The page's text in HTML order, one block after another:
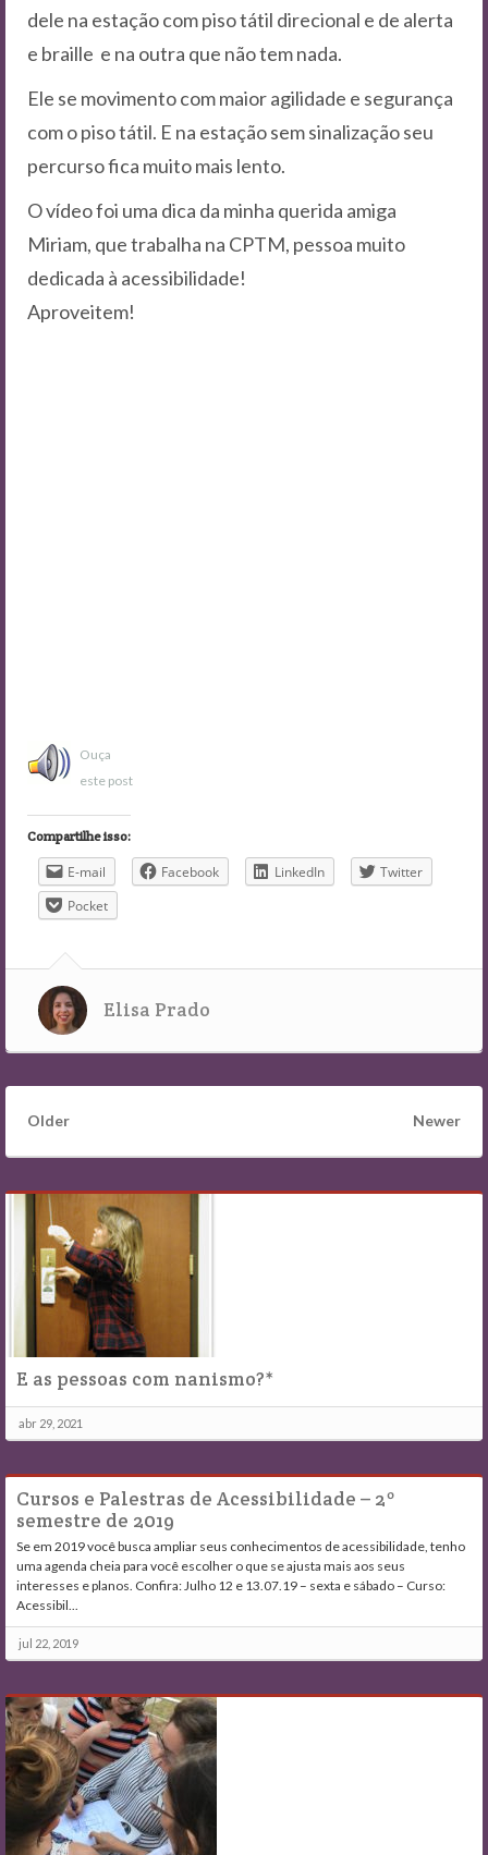
dele na estação com piso tátil direcional e de alerta
e braille e na outra que não tem nada.
Ele se movimento com maior agilidade e segurança
com o piso tátil. E na estação sem sinalização seu
percurso fica muito mais lento.
O vídeo foi uma dica da minha querida amiga
Miriam, que trabalha na CPTM, pessoa muito
dedicada à acessibilidade!
Aproveitem!
Ouça
este post
Compartilhe isso:
E-mail Facebook LinkedIn
Twitter
Pocket
Elisa Prado
Older Newer
E as pessoas com nanismo?*
abr 29, 2021
Cursos e Palestras de Acessibilidade – 2º
semestre de 2019
Se em 2019 você busca ampliar seus conhecimentos de acessibilidade, tenho
uma agenda cheia para você escolher o que se ajusta mais aos seus
interesses e planos. Confira: Julho 12 e 13.07.19 – sexta e sábado – Curso:
Acessibil...
jul 22, 2019